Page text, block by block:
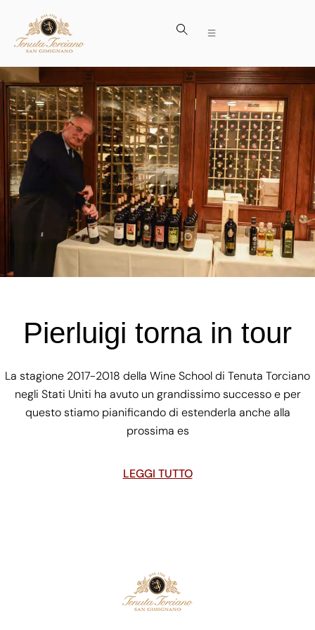
Pierluigi torna in tour
La stagione 2017-2018 della Wine School di Tenuta Torciano
negli Stati Uniti ha avuto un grandissimo successo e per
questo stiamo pianificando di estenderla anche alla
prossima es
LEGGI TUTTO